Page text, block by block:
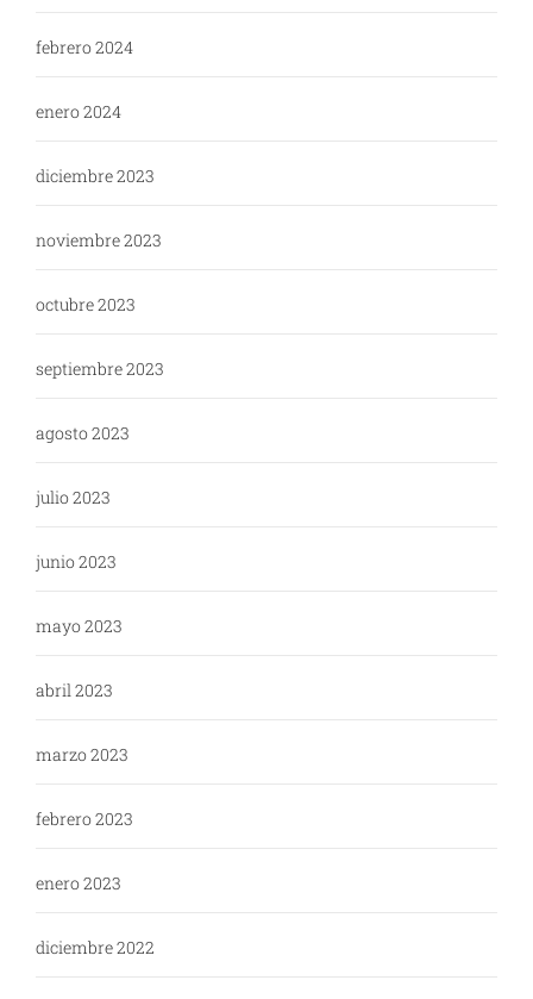
febrero 2024
enero 2024
diciembre 2023
noviembre 2023
octubre 2023
septiembre 2023
agosto 2023
julio 2023
junio 2023
mayo 2023
abril 2023
marzo 2023
febrero 2023
enero 2023
diciembre 2022